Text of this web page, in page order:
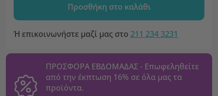
Προσθήκη στο καλάθι
Ή επικοινωνήστε μαζί μας στο 211 234 3231
ΠΡΟΣΦΟΡΑ ΕΒΔΟΜΑΔΑΣ - Επωφεληθείτε
από την έκπτωση 16% σε όλα μας τα
προϊόντα.